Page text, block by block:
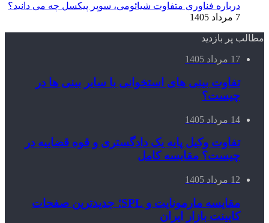
درباره فناوری متفاوت شیائومی، سوپر پیکسل چه می دانید؟
7 مرداد 1405
مطالب پر بازدید
17 مرداد 1405
تفاوت بینی های استخوانی با سایر بینی ها در
چیست؟
14 مرداد 1405
تفاوت وکیل پایه یک دادگستری و قوه قضاییه در
چیست؟ مقایسه کامل
12 مرداد 1405
مقایسه مارمونایت و SPL؛ جدیدترین صفحات
کابینت بازار ایران